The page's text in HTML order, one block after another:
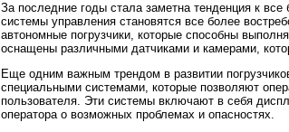
За последние годы стала заметна тенденция к
системы управления становятся все более
автономные погрузчики, которые способны
оснащены различными датчиками и камерами,
Еще одним важным трендом в развитии
специальными системами, которые позволяют
пользователя. Эти системы включают в себя
оператора о возможных проблемах и опасностях.